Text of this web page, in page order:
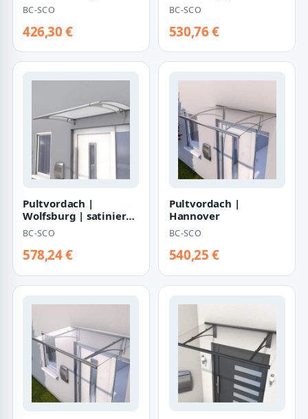
BC-SCO
426,30 €
BC-SCO
530,76 €
Pultvordach |
Wolfsburg | satiniert
weiß
BC-SCO
578,24 €
Pultvordach |
Hannover
BC-SCO
540,25 €